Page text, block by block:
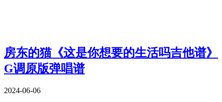
房东的猫《这是你想要的生活吗吉他谱》
G调原版弹唱谱
2024-06-06